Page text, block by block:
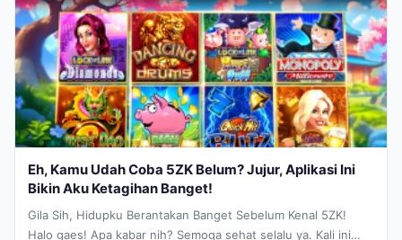
Eh, Kamu Udah Coba 5ZK Belum? Jujur, Aplikasi Ini
Bikin Aku Ketagihan Banget!
Gila Sih, Hidupku Berantakan Banget Sebelum Kenal 5ZK!
Halo gaes! Apa kabar nih? Semoga sehat selalu ya. Kali ini